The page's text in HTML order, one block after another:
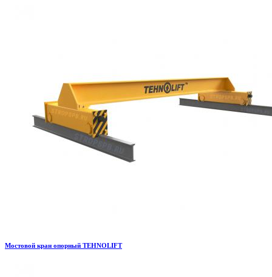
Мостовой кран опорный TEHNOLIFT